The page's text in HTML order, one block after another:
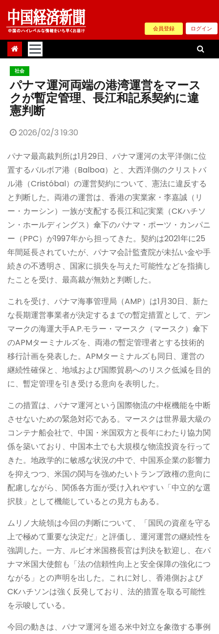
Skip
content
会員登録 ログイン
社会
パナマ運河両端の港湾運営をマース
クが暫定管理、長江和記系契約に違
憲判断
2026/02/3 19:30
パナマ最高裁判所は1月29日、パナマ運河の太平洋側に位
置するバルボア港（Balboa）と、大西洋側のクリストバ
ル港（Cristóbal）の運営契約について、憲法に違反する
と判断した。両港の運営は、香港の実業家・李嘉誠（リ
ー・カーシン）一族が支配する長江和記実業（CKハチソ
ン・ホールディングス）傘下のパナマ・ポーツ・カンパニ
ー（PPC）が1997年から担ってきた。契約は2021年に25
年間延長されていたが、パナマ会計監査院が未払い金や手
続きの不透明さ、国家に損失を与えた可能性などを指摘し
たことを受け、最高裁が無効と判断した。
これを受け、パナマ海事管理局（AMP）は1月30日、新た
な長期運営事業者が決定するまでの暫定措置として、デン
マークの海運大手A.P.モラー・マースク（マースク）傘下
のAPMターミナルズを、両港の暫定管理者とする技術的
移行計画を発表した。APMターミナルズも同日、運営の
継続性確保と、地域および国際貿易へのリスク低減を目的
に、暫定管理を引き受ける意向を表明した。
この措置は、パナマ運河という国際物流の中枢機能を中断
させないための緊急対応である。マースクは世界最大級の
コンテナ船会社で、中国・米国双方と長年にわたり協力関
係を築いており、中国本土でも大規模な物流投資を行って
きた。地政学的に敏感な状況の中で、中国系企業の影響力
を抑えつつ、米国の関与を強めたいトランプ政権の意向に
配慮しながら、関係各方面が受け入れやすい「中立的な選
択肢」として機能しているとの見方もある。
ムリノ大統領は今回の判断について、「国民の資産を守る
上で極めて重要な決定だ」と評価し、運河運営の継続性を
強調した。一方、ルビオ米国務長官は判決を歓迎し、在パ
ナマ米国大使館も「法の信頼性向上と安全保障の強化につ
ながる」との声明を出した。これに対し、香港側および
CKハチソンは強く反発しており、法的措置を取る可能性
を示唆している。
今回の動きは、パナマ運河を巡る米中対立を象徴する事例